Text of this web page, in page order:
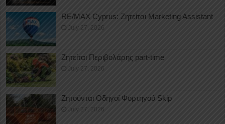
RE/MAX Cyprus: Ζητείται Marketing Assistant
July 27, 2026
Ζητείται Περιβολάρης part-time
July 27, 2026
Ζητούνται Οδηγοί Φορτηγού Skip
July 27, 2026